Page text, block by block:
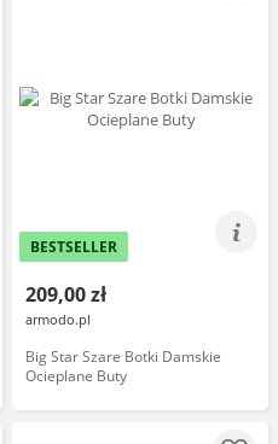
BESTSELLER
209,00 zł
armodo.pl
Big Star Szare Botki Damskie
Ocieplane Buty